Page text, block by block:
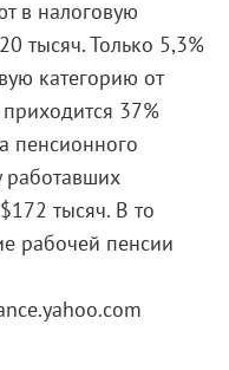
в налоговую
тысяч. Только 5,3%
категорию от
37%
пенсионного
работавших
тысяч. В то
рабочей пенсии